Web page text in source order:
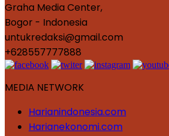
Graha Media Center,
Bogor - Indonesia
untukredaksi@gmail.com
+628557777888
MEDIA NETWORK
Harianindonesia.com
Harianekonomi.com